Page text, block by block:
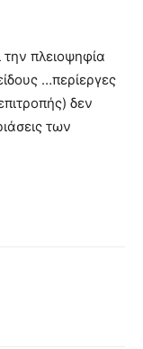
την πλειοψηφία
…περίεργες
δεν
των